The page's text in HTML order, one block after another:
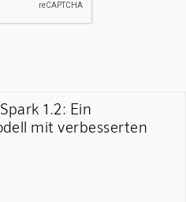
1.2: Ein
mit verbesserten